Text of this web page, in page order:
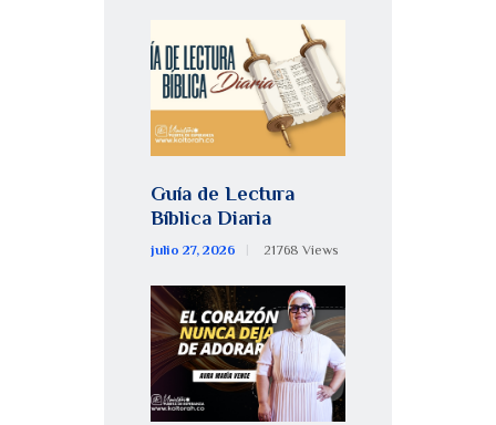
Guía de Lectura
Bíblica Diaria
julio 27, 2026 21768 Views